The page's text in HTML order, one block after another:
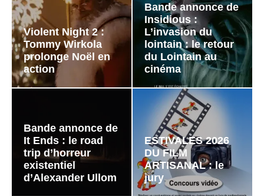
Violent Night 2 :
Tommy Wirkola
prolonge Noël en
action
Bande annonce de
Insidious :
L’invasion du
lointain : le retour
du Lointain au
cinéma
Bande annonce de
It Ends : le road
trip d’horreur
existentiel
d’Alexander Ullom
ESTIVALES 2026
DU FILM
ARTISANAL : le
jury